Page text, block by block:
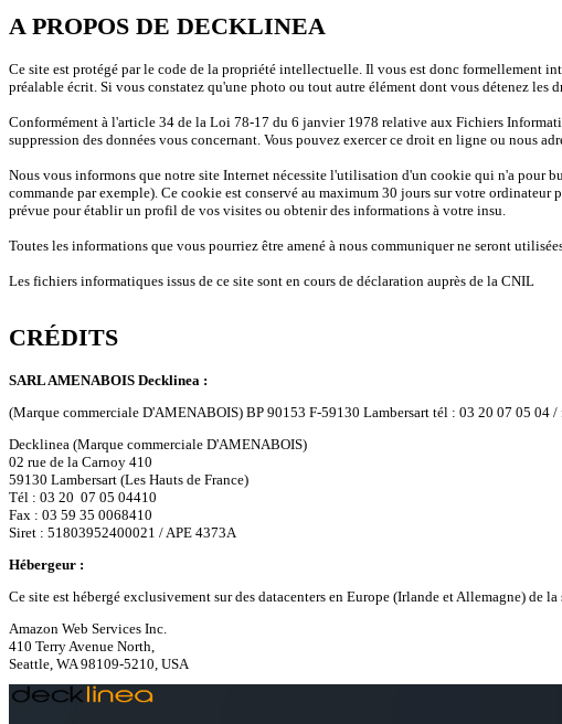
A PROPOS DE DECKLINEA
Ce site est protégé par le code de la propriété intellectuelle. Il vous est donc formellement
préalable écrit. Si vous constatez qu'une photo ou tout autre élément dont vous détenez les
Conformément à l'article 34 de la Loi 78-17 du 6 janvier 1978 relative aux Fichiers
suppression des données vous concernant. Vous pouvez exercer ce droit en ligne ou nous
Nous vous informons que notre site Internet nécessite l'utilisation d'un cookie qui n'a pour
commande par exemple). Ce cookie est conservé au maximum 30 jours sur votre
prévue pour établir un profil de vos visites ou obtenir des informations à votre insu.
Toutes les informations que vous pourriez être amené à nous communiquer ne seront
Les fichiers informatiques issus de ce site sont en cours de déclaration auprès de la CNIL
CRÉDITS
SARL AMENABOIS Decklinea :
(Marque commerciale D'AMENABOIS) BP 90153 F-59130 Lambersart tél : 03 20 07 05
Decklinea (Marque commerciale D'AMENABOIS)
02 rue de la Carnoy 410
59130 Lambersart (Les Hauts de France)
Tél : 03 20 07 05 04410
Fax : 03 59 35 0068410
Siret : 51803952400021 / APE 4373A
Hébergeur :
Ce site est hébergé exclusivement sur des datacenters en Europe (Irlande et Allemagne) de
Amazon Web Services Inc.
410 Terry Avenue North,
Seattle, WA 98109-5210, USA